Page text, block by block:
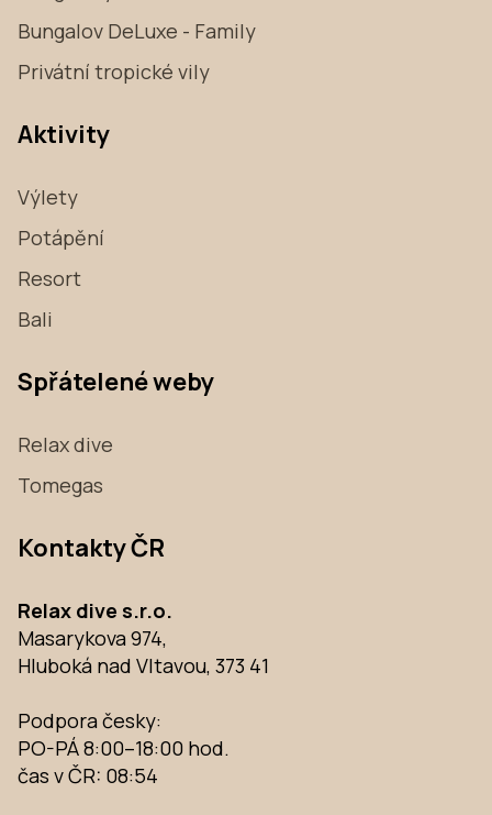
Bungalov DeLuxe - Family
Privátní tropické vily
Aktivity
Výlety
Potápění
Resort
Bali
Spřátelené weby
Relax dive
Tomegas
Kontakty ČR
Relax dive s.r.o.
Masarykova 974,
Hluboká nad Vltavou, 373 41
Podpora česky:
PO-PÁ 8:00–18:00 hod.
čas v ČR: 08:54